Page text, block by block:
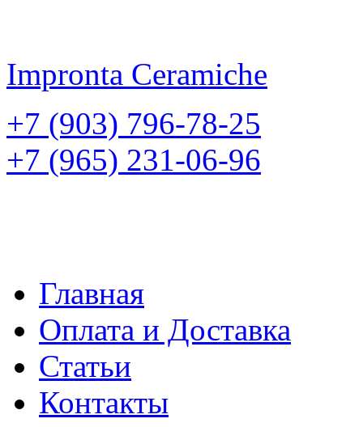
Impronta Ceramiche
+7 (903) 796-78-25
+7 (965) 231-06-96
Главная
Оплата и Доставка
Статьи
Контакты